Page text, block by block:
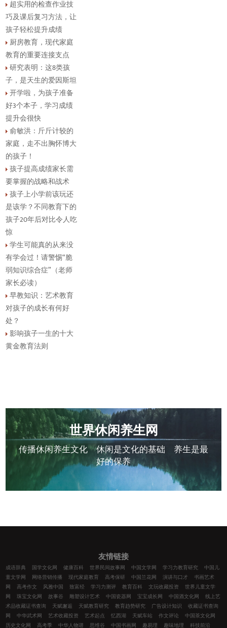
超实用的检查作业技
巧及课后复习方法，让
孩子轻松提升成绩
厨房教育，现代家庭
教育的重要连接支点
研究表明：这8类孩
子，是天生的爱因斯坦
开学啦，为孩子准备
好3个本子，学习成绩
提升会很快
俞敏洪：斤斤计较的
家庭，走不出胸怀博大
的孩子！
孩子提高成绩家长需
要掌握的战略和战术
孩子上小学前该玩还
是该学？不同教育下的
孩子20年后对比令人吃
惊
学生可能真的从来没
有学会过！请警惕“脆
弱知识综合症”（老师
家长必读）
早教知识：艺术教育
对孩子的成长有何好
处？
影响孩子一生的十大
黄金教育法则
世界休闲养生网
传播休闲养生文化 休闲是文化的基础 养生是最
好的保养
友情链接
成语辞典 国学文化网 健康百科 世界民间故事网 中国文学网 学习力教育研究
中国儿
童文学网
网络营销传播 现代家庭教育 高考保研 中国兰花网 演讲与口才
书画艺术
网
高考作文 风雅中国 致富经 学习力测评 教育百科 文玩收藏投资
世界儿童文学
网
珠宝文化网 故事谷 雕塑设计艺术 中国瓷器网 宝宝成长网 中国酒文化网
线上艺
术品收藏证书查询
天赋邂逅 天赋教育研究 教育趋势研究 广告设计知识
收藏证书查询
网
中华武术网 艺术收藏投资 艺术起点 忆西湖 天赋车站 作文评论
中国茶文化网
历史文化网
高考季 中华人物谱 思维谷 中国书画网 趣易理 趣味地理 科技前沿